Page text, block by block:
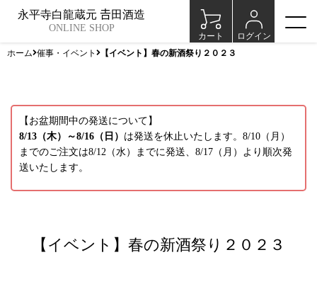
永平寺白龍蔵元 𠮷田酒造
ONLINE SHOP
カート
ログイン
ホーム 催事・イベント 【イベント】春の新酒祭り２０２３
【お盆期間中の発送について】
8/13（木）～8/16（日） は発送を休止いたします。8/10（月）
までのご注文は8/12（水）までに発送、8/17（月）より順次発
送いたします。
【イベント】春の新酒祭り２０２３